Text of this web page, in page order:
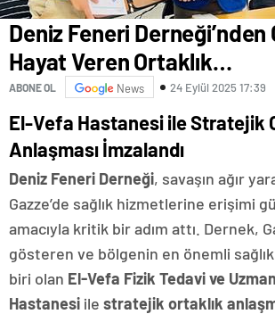
Deniz Feneri Derneği’nden
Hayat Veren Ortaklık…
ABONE OL News 24 Eylül 2025 17:39
El-Vefa Hastanesi ile Stratejik
Anlaşması İmzalandı
Deniz Feneri Derneği, savaşın ağır
Gazze’de sağlık hizmetlerine erişimi
amacıyla kritik bir adım attı. Dernek,
gösteren ve bölgenin en önemli
biri olan El-Vefa Fizik Tedavi ve
Hastanesi ile stratejik ortaklık